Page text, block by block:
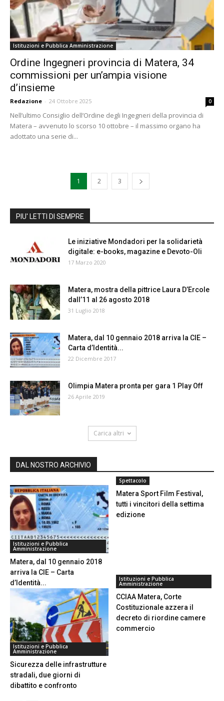
Istituzioni e Pubblica Amministrazione
Ordine Ingegneri provincia di Matera, 34
commissioni per un’ampia visione
d’insieme
Redazione - 24 Ottobre 2025 0
Nell’ultimo Consiglio dell’Ordine degli Ingegneri della provincia di
Matera – avvenuto lo scorso 10 ottobre – il massimo organo ha
adottato una serie di...
1 2 3
PIU' LETTI DI SEMPRE
Le iniziative Mondadori per la solidarietà
digitale: e-books, magazine e Devoto-Oli
17 Marzo 2020
Matera, mostra della pittrice Laura D’Ercole
dall’11 al 26 agosto 2018
31 Luglio 2018
Matera, dal 10 gennaio 2018 arriva la CIE –
Carta d’Identità...
22 Dicembre 2017
Olimpia Matera pronta per gara 1 Play Off
26 Aprile 2019
Carica altri
DAL NOSTRO ARCHIVIO
Istituzioni e Pubblica
Amministrazione
Matera, dal 10 gennaio 2018
arriva la CIE – Carta
d’Identità...
Spettacolo
Matera Sport Film Festival,
tutti i vincitori della settima
edizione
Istituzioni e Pubblica
Amministrazione
Sicurezza delle infrastrutture
stradali, due giorni di
dibattito e confronto
Istituzioni e Pubblica
Amministrazione
CCIAA Matera, Corte
Costituzionale azzera il
decreto di riordine camere
commercio